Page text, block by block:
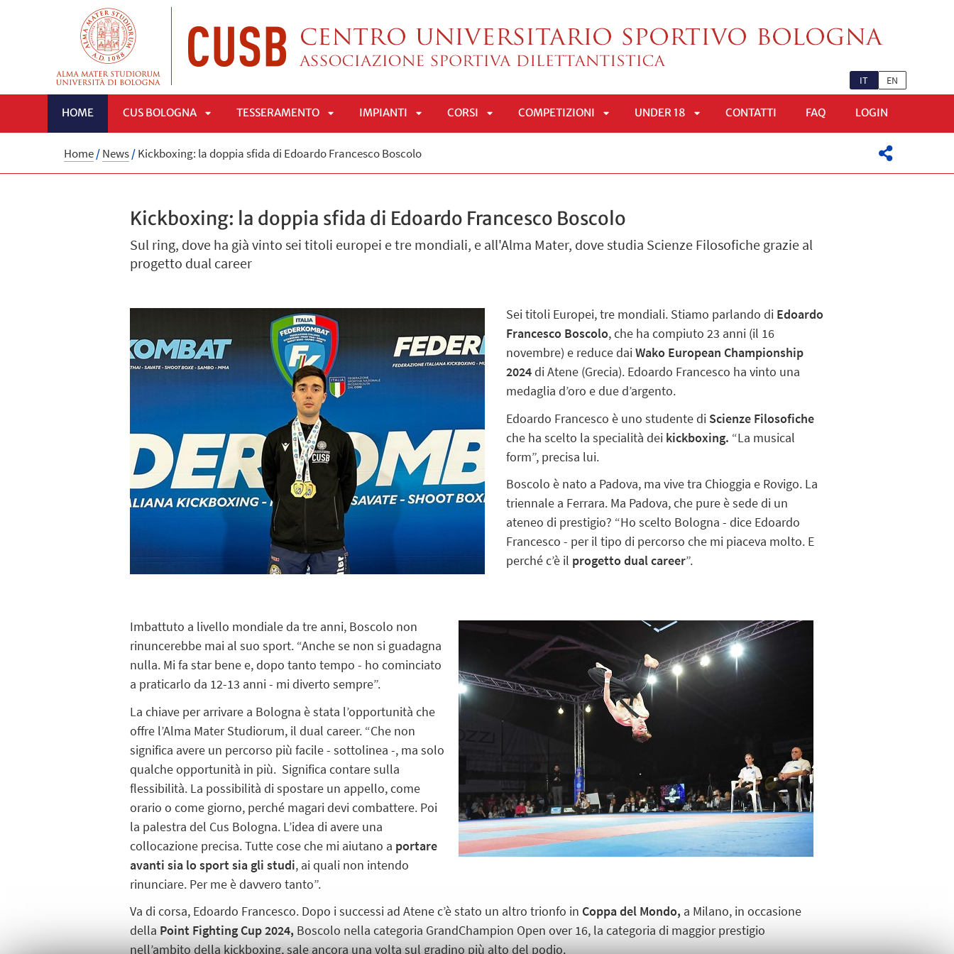
IT EN
HOME CUS BOLOGNA
APRI
TESSERAMENTO
APRI
IMPIANTI
APRI
CORSI COMPETIZIONI UNDER 18 CONTATTI FAQ LOGIN
Home/News/Kickboxing: la doppia sfida di Edoardo Francesco Boscolo
Kickboxing: la doppia sfida di Edoardo Francesco Boscolo
Sul ring, dove ha già vinto sei titoli europei e tre mondiali, e all'Alma Mater, dove studia Scienze Filosofiche grazie al
progetto dual career
Sei titoli Europei, tre mondiali. Stiamo parlando di Edoardo
Francesco Boscolo, che ha compiuto 23 anni (il 16
novembre) e reduce daiWako European Championship
2024di Atene (Grecia). Edoardo Francesco ha vinto una
medaglia d’oro e due d’argento.
Edoardo Francesco è uno studente di Scienze Filosofiche
che ha scelto la specialità dei kickboxing. “La musical
form”, precisa lui.
Boscolo è nato a Padova, ma vive tra Chioggia e Rovigo. La
triennale a Ferrara. Ma Padova, che pure è sede di un
ateneo di prestigio? “Ho scelto Bologna - dice Edoardo
Francesco - per il tipo di percorso che mi piaceva molto. E
perché c’è il progetto dual career”.
Imbattuto a livello mondiale da tre anni, Boscolo non
rinuncerebbe mai al suo sport. “Anche se non si guadagna
nulla. Mi fa star bene e, dopo tanto tempo - ho cominciato
a praticarlo da 12-13 anni - mi diverto sempre”.
La chiave per arrivare a Bologna è stata l’opportunità che
offre l’Alma Mater Studiorum, il dual career. “Che non
significa avere un percorso più facile - sottolinea -, ma solo
qualche opportunità in più. Significa contare sulla
flessibilità. La possibilità di spostare un appello, come
orario o come giorno, perché magari devi combattere. Poi
la palestra del Cus Bologna. L’idea di avere una
collocazione precisa. Tutte cose che mi aiutano a portare
avanti sia lo sport sia gli studi, ai quali non intendo
rinunciare. Per me è davvero tanto”.
Va di corsa, Edoardo Francesco. Dopo i successi ad Atene c’è stato un altro trionfo in Coppa del Mondo, a Milano, in occasione
della Point Fighting Cup 2024, Boscolo nella categoria GrandChampion Open over 16, la categoria di maggior prestigio
nell’ambito della kickboxing, sale ancora una volta sul gradino più alto del podio.